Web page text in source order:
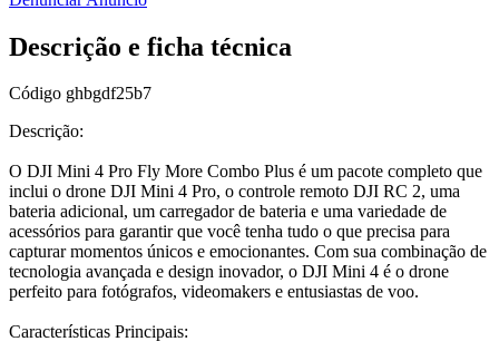
Descrição e ficha técnica
Código ghbgdf25b7
Descrição:
O DJI Mini 4 Pro Fly More Combo Plus é um pacote completo que
inclui o drone DJI Mini 4 Pro, o controle remoto DJI RC 2, uma
bateria adicional, um carregador de bateria e uma variedade de
acessórios para garantir que você tenha tudo o que precisa para
capturar momentos únicos e emocionantes. Com sua combinação de
tecnologia avançada e design inovador, o DJI Mini 4 é o drone
perfeito para fotógrafos, videomakers e entusiastas de voo.
Características Principais: